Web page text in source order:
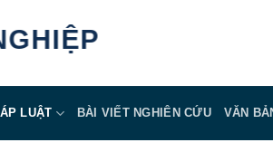
LUẬT BÀI VIẾT NGHIÊN CỨU VĂN